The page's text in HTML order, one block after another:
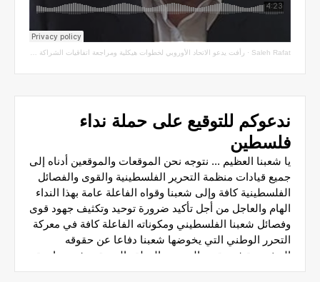
Saleh Rafat
· رأفت يدعو الاتحاد الأوروبي لخطوات هيكلية ومراجعة اتفاقيات الشراكة مع سلطة الاحتلال